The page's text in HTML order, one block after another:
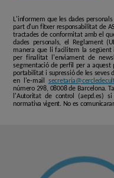
L'informem que les dades
part d'un fitxer responsabilitat de
tractades de conformitat amb el
dades personals, el Reglament
manera que li facilitem la
per finalitat l'enviament de
segmentació de perfil per a aquest
portabilitat i supressió de les seves
en l'e-mail
número 298, 08008 de Barcelona.
l'Autoritat de control (aepd.es)
normativa vigent. No es